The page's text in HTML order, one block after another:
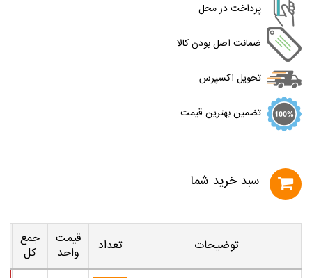
پرداخت در محل
ضمانت اصل بودن کالا
تحویل اکسپرس
تضمین بهترین قیمت
سبد خريد شما
توضیحات تعداد قیمت
واحد
جمع
کل